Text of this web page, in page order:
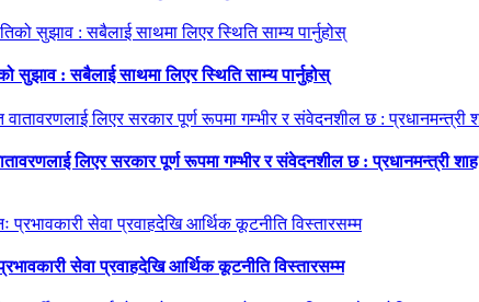
सुझाव : सबैलाई साथमा लिएर स्थिति साम्य पार्नुहोस्
लिएर सरकार पूर्ण रूपमा गम्भीर र संवेदनशील छ : प्रधानमन्त्री शाह
सेवा प्रवाहदेखि आर्थिक कूटनीति विस्तारसम्म